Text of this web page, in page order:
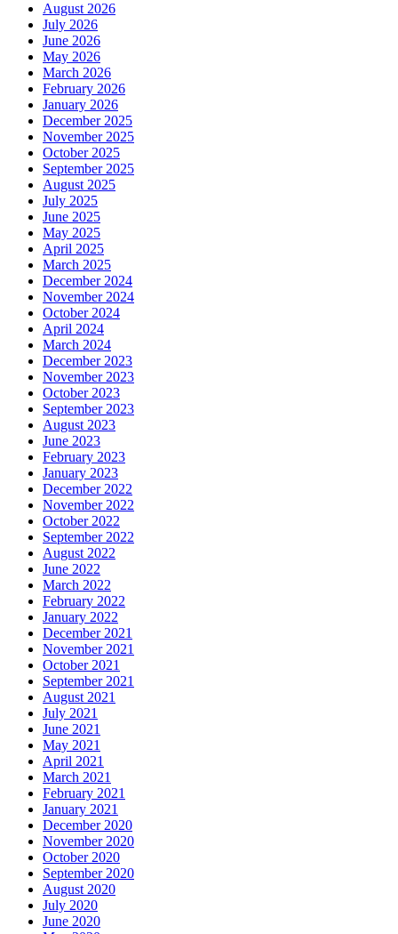
August 2026
July 2026
June 2026
May 2026
March 2026
February 2026
January 2026
December 2025
November 2025
October 2025
September 2025
August 2025
July 2025
June 2025
May 2025
April 2025
March 2025
December 2024
November 2024
October 2024
April 2024
March 2024
December 2023
November 2023
October 2023
September 2023
August 2023
June 2023
February 2023
January 2023
December 2022
November 2022
October 2022
September 2022
August 2022
June 2022
March 2022
February 2022
January 2022
December 2021
November 2021
October 2021
September 2021
August 2021
July 2021
June 2021
May 2021
April 2021
March 2021
February 2021
January 2021
December 2020
November 2020
October 2020
September 2020
August 2020
July 2020
June 2020